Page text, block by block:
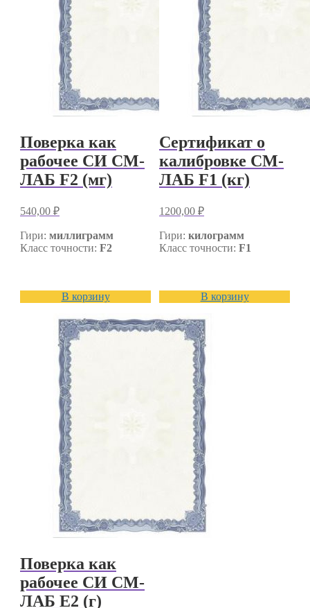
Поверка как
рабочее СИ СМ-
ЛАБ F2 (мг)
540,00 ₽
Гири: миллиграмм
Класс точности: F2
В корзину
Сертификат о
калибровке СМ-
ЛАБ F1 (кг)
1200,00 ₽
Гири: килограмм
Класс точности: F1
В корзину
Поверка как
рабочее СИ СМ-
ЛАБ E2 (г)